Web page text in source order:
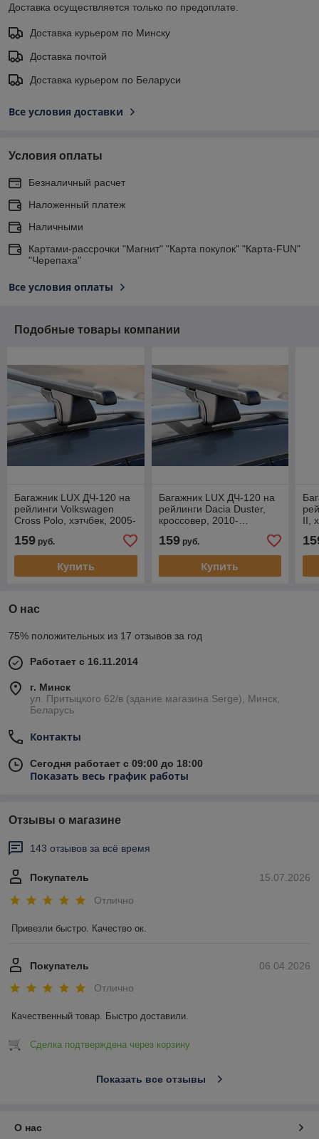
Доставка осуществляется только по предоплате.
Доставка курьером по Минску
Доставка почтой
Доставка курьером по Беларуси
Все условия доставки
Условия оплаты
Безналичный расчет
Наложенный платеж
Наличными
Картами-рассрочки "Магнит" "Карта покупок" "Карта-FUN"
"Черепаха"
Все условия оплаты
Подобные товары компании
Багажник LUX ДЧ-120 на
рейлинги Volkswagen
Cross Polo, хэтчбек, 2005-
159 руб.
Купить
Багажник LUX ДЧ-120 на
рейлинги Dacia Duster,
кроссовер, 2010-…
159руб.
Купить
II,
О нас
75% положительных из 17 отзывов за год
Работает с 16.11.2014
г. Минск
ул. Притыцкого 62/в (здание магазина Serge), Минск,
Беларусь
Контакты
Сегодня работает с 09:00 до 18:00
Показать весь график работы
Отзывы о магазине
143 отзывов за всё время
15.07.2026
Покупатель
Отлично
Привезли быстро. Качество ок.
06.04.2026
Покупатель
Отлично
Качественный товар. Быстро доставили.
Сделка подтверждена через корзину
Показать все отзывы
О нас